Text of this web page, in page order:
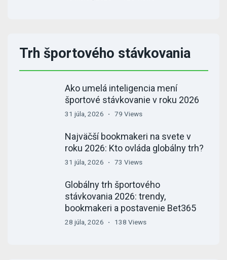
Trh športového stávkovania
Ako umelá inteligencia mení
športové stávkovanie v roku 2026
31 júla, 2026 79 Views
Najväčší bookmakeri na svete v
roku 2026: Kto ovláda globálny trh?
31 júla, 2026 73 Views
Globálny trh športového
stávkovania 2026: trendy,
bookmakeri a postavenie Bet365
28 júla, 2026 138 Views